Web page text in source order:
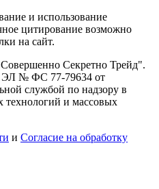
и использование
цитирование возможно
на сайт.
Секретно Трейд".
ЭЛ № ФС 77-79634 от
службой по надзору в
технологий и массовых
и Согласие на обработку